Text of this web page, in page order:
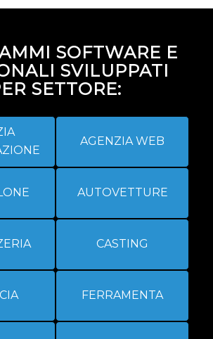
SOFTWARE E
SVILUPPATI
SETTORE:
AGENZIA WEB
AUTOVETTURE
CASTING
FERRAMENTA